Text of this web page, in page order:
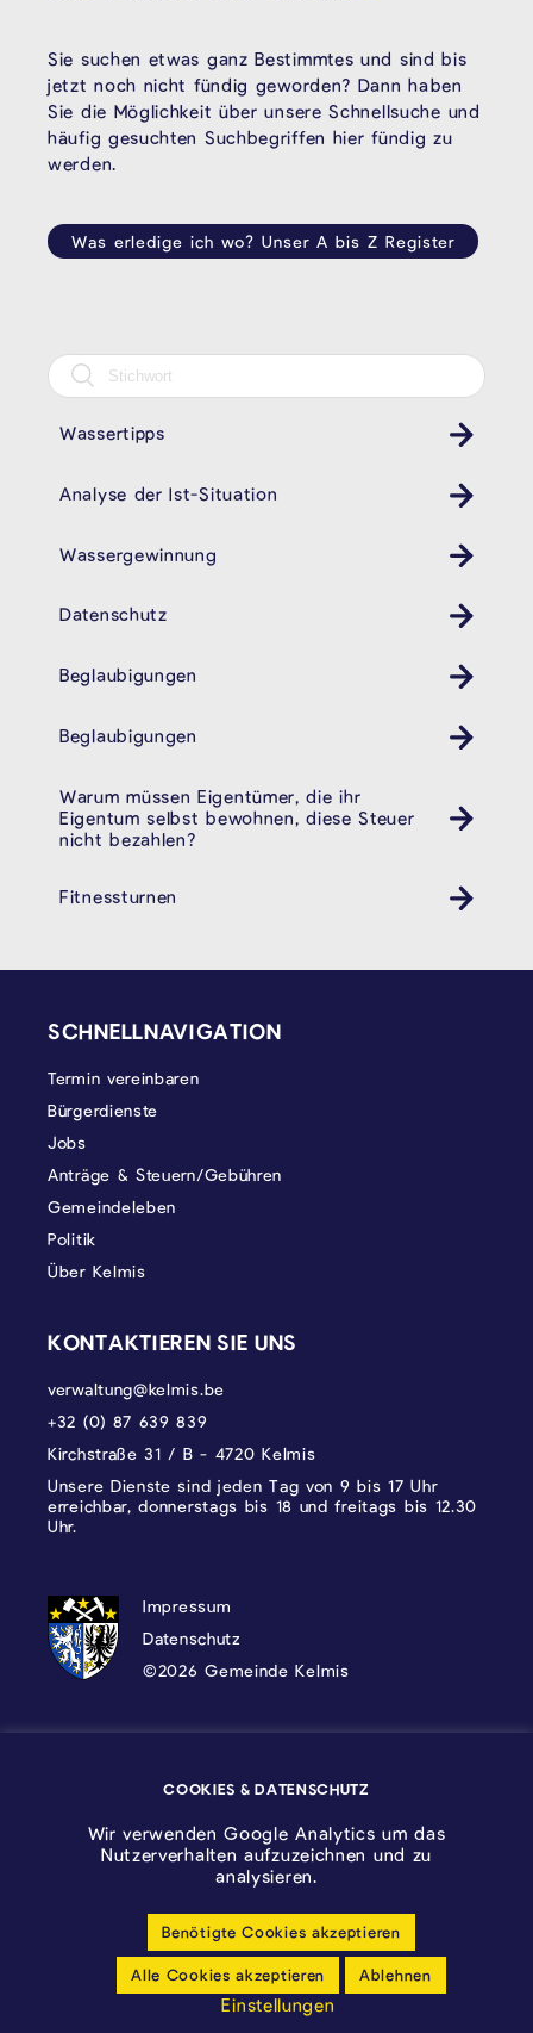
Sie suchen etwas ganz Bestimmtes und sind bis
jetzt noch nicht fündig geworden? Dann haben
Sie die Möglichkeit über unsere Schnellsuche und
häufig gesuchten Suchbegriffen hier fündig zu
werden.
Was erledige ich wo? Unser A bis Z Register
Wassertipps
Analyse der Ist-Situation
Wassergewinnung
Datenschutz
Beglaubigungen
Beglaubigungen
Warum müssen Eigentümer, die ihr
Eigentum selbst bewohnen, diese Steuer
nicht bezahlen?
Fitnessturnen
SCHNELLNAVIGATION
Termin vereinbaren
Bürgerdienste
Jobs
Anträge & Steuern/Gebühren
Gemeindeleben
Politik
Über Kelmis
KONTAKTIEREN SIE UNS
verwaltung@kelmis.be
+32 (0) 87 639 839
Kirchstraße 31 / B - 4720 Kelmis
Unsere Dienste sind jeden Tag von 9 bis 17 Uhr
erreichbar, donnerstags bis 18 und freitags bis 12.30
Uhr.
DATENSCHUTZ, IMPRESSUM UND
Impressum
Datenschutz
©2026 Gemeinde Kelmis
Cookie-Einstellungen anpassen
Barrierfreiheitserklärung
COOKIES & DATENSCHUTZ
Wir verwenden Google Analytics um das
Nutzerverhalten aufzuzeichnen und zu
analysieren.
Benötigte Cookies akzeptieren
Alle Cookies akzeptieren Ablehnen
Einstellungen